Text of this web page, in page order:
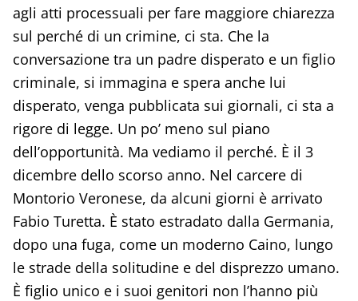
agli atti processuali per fare maggiore chiarezza
sul perché di un crimine, ci sta. Che la
conversazione tra un padre disperato e un figlio
criminale, si immagina e spera anche lui
disperato, venga pubblicata sui giornali, ci sta a
rigore di legge. Un po’ meno sul piano
dell’opportunità. Ma vediamo il perché. È il 3
dicembre dello scorso anno. Nel carcere di
Montorio Veronese, da alcuni giorni è arrivato
Fabio Turetta. È stato estradato dalla Germania,
dopo una fuga, come un moderno Caino, lungo
le strade della solitudine e del disprezzo umano.
È figlio unico e i suoi genitori non l’hanno più